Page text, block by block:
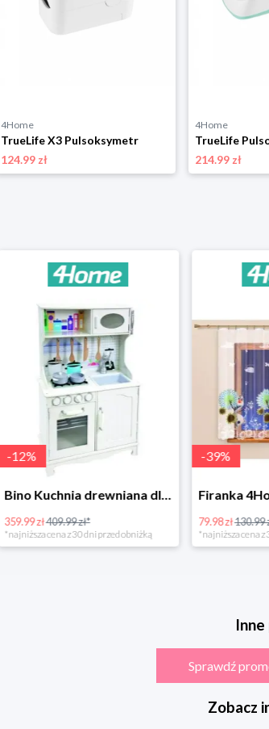
4Home
TrueLife X3 Pulsoksymetr
124.99 zł
4Home
TrueLife
214.99 zł
-12%
Bino Kuchnia drewniana dla dzieci Provence
359.99 zł409.99 zł*
*najniższa cena z 30 dni przed obniżką
-39%
79.98 zł130.99
*najniższa cena z
Sprawdź
Zobacz